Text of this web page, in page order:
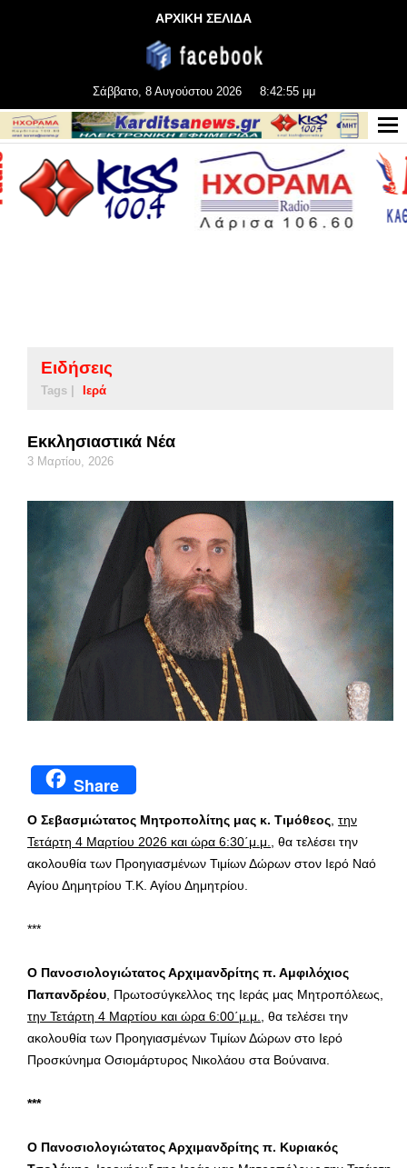
ΑΡΧΙΚΗ ΣΕΛΙΔΑ
Σάββατο, 8 Αυγούστου 2026 8:42:56 μμ
Ειδήσεις
Tags | Ιερά
Εκκλησιαστικά Νέα
3 Μαρτίου, 2026
Share
Ο Σεβασμιώτατος Μητροπολίτης μας κ. Τιμόθεος, την
Τετάρτη 4 Μαρτίου 2026 και ώρα 6:30΄μ.μ., θα τελέσει την
ακολουθία των Προηγιασμένων Τιμίων Δώρων στον Ιερό Ναό
Αγίου Δημητρίου Τ.Κ. Αγίου Δημητρίου.
***
Ο Πανοσιολογιώτατος Αρχιμανδρίτης π. Αμφιλόχιος
Παπανδρέου, Πρωτοσύγκελλος της Ιεράς μας Μητροπόλεως,
την Τετάρτη 4 Μαρτίου και ώρα 6:00΄μ.μ., θα τελέσει την
ακολουθία των Προηγιασμένων Τιμίων Δώρων στο Ιερό
Προσκύνημα Οσιομάρτυρος Νικολάου στα Βούναινα.
***
Ο Πανοσιολογιώτατος Αρχιμανδρίτης π. Κυριακός